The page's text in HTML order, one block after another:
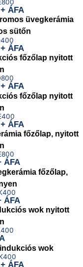
+ ÁFA
üvegkerámia
sütőn
+ ÁFA
főzőlap nyitott
+ ÁFA
főzőlap nyitott
+ ÁFA
főzőlap, nyitott
ÁFA
főzőlap,
ÁFA
wok nyitott
indukciós wok
+ ÁFA